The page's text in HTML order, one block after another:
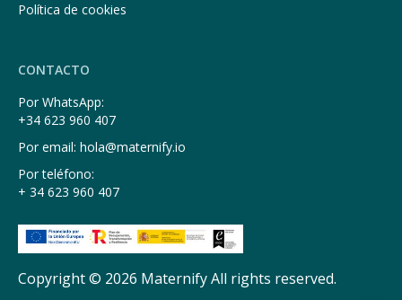
Política de cookies
CONTACTO
Por WhatsApp:
+34 623 960 407
Por email: hola@maternify.io
Por teléfono:
+ 34 623 960 407
Copyright © 2026 Maternify All rights reserved.